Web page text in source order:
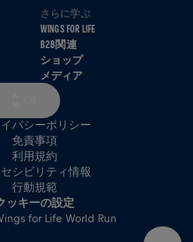
さらに学ぶ
WINGS FOR LIFE
B2B関連
ショップ
メディア
バシーポリシー
免責事項
利用規約
シビリティ情報
行動規範
ッキーの設定
for Life World Run